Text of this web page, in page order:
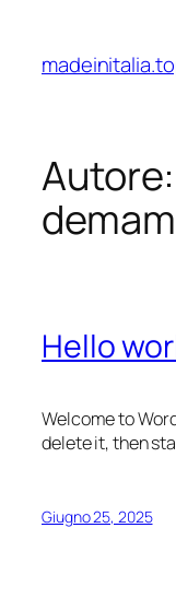
contenuto
Autore:
Hello
Welcome to
delete it, then
Giugno 25, 2025